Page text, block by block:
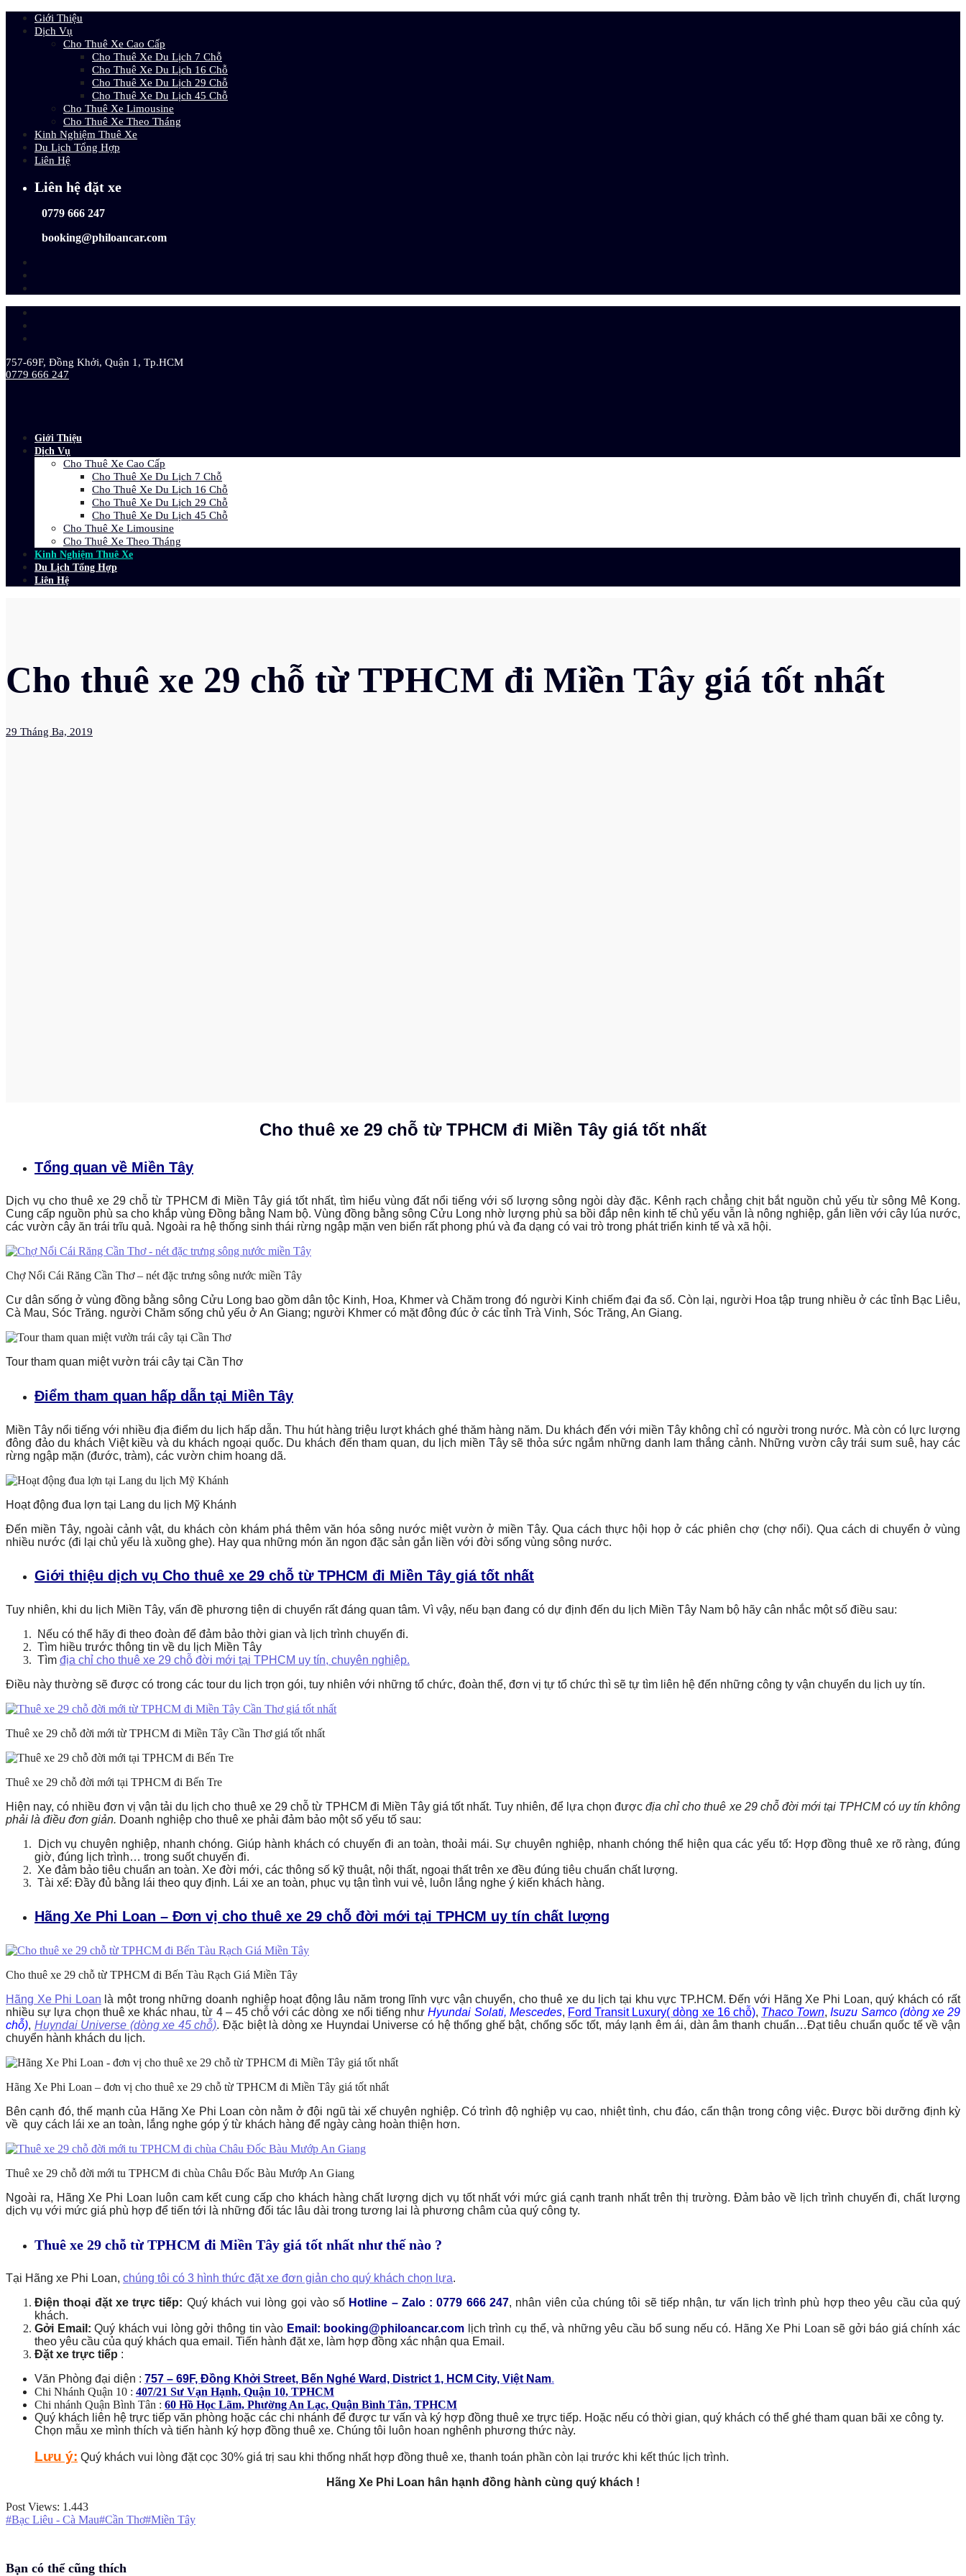
Giới Thiệu
Dịch Vụ
Cho Thuê Xe Cao Cấp
Cho Thuê Xe Du Lịch 7 Chỗ
Cho Thuê Xe Du Lịch 16 Chỗ
Cho Thuê Xe Du Lịch 29 Chỗ
Cho Thuê Xe Du Lịch 45 Chỗ
Cho Thuê Xe Limousine
Cho Thuê Xe Theo Tháng
Kinh Nghiệm Thuê Xe
Du Lịch Tổng Hợp
Liên Hệ
Liên hệ đặt xe
0779 666 247
booking@philoancar.com
757-69F, Đồng Khởi, Quận 1, Tp.HCM
0779 666 247
Giới Thiệu
Dịch Vụ
Cho Thuê Xe Cao Cấp
Cho Thuê Xe Du Lịch 7 Chỗ
Cho Thuê Xe Du Lịch 16 Chỗ
Cho Thuê Xe Du Lịch 29 Chỗ
Cho Thuê Xe Du Lịch 45 Chỗ
Cho Thuê Xe Limousine
Cho Thuê Xe Theo Tháng
Kinh Nghiệm Thuê Xe
Du Lịch Tổng Hợp
Liên Hệ
Cho thuê xe 29 chỗ từ TPHCM đi Miền Tây giá tốt nhất
29 Tháng Ba, 2019
Cho thuê xe 29 chỗ từ TPHCM đi Miền Tây giá tốt nhất
Tổng quan về Miền Tây
Dịch vụ cho thuê xe 29 chỗ từ TPHCM đi Miền Tây giá tốt nhất, tìm hiểu vùng đất nổi tiếng với số lượng sông ngòi dày đặc. Kênh rạch chẳng chịt bắt nguồn chủ yếu từ sông Mê Kong.
Cung cấp nguồn phù sa cho khắp vùng Đồng bằng Nam bộ. Vùng đồng bằng sông Cửu Long nhờ lượng phù sa bồi đắp nên kinh tế chủ yếu vẫn là nông nghiệp, gắn liền với cây lúa nước,
các vườn cây ăn trái trĩu quả. Ngoài ra hệ thống sinh thái rừng ngập mặn ven biển rất phong phú và đa dạng có vai trò trong phát triển kinh tế và xã hội.
Chợ Nổi Cái Răng Cần Thơ – nét đặc trưng sông nước miền Tây
Cư dân sống ở vùng đồng bằng sông Cửu Long bao gồm dân tộc Kinh, Hoa, Khmer và Chăm trong đó người Kinh chiếm đại đa số. Còn lại, người Hoa tập trung nhiều ở các tỉnh Bạc Liêu,
Cà Mau, Sóc Trăng. người Chăm sống chủ yếu ở An Giang; người Khmer có mặt đông đúc ở các tỉnh Trà Vinh, Sóc Trăng, An Giang.
Tour tham quan miệt vườn trái cây tại Cần Thơ
Điểm tham quan hấp dẫn tại Miền Tây
Miền Tây nổi tiếng với nhiều địa điểm du lịch hấp dẫn. Thu hút hàng triệu lượt khách ghé thăm hàng năm. Du khách đến với miền Tây không chỉ có người trong nước. Mà còn có lực lượng
đông đảo du khách Việt kiều và du khách ngoại quốc. Du khách đến tham quan, du lịch miền Tây sẽ thỏa sức ngắm những danh lam thắng cảnh. Những vườn cây trái sum suê, hay các
rừng ngập mặn (đước, tràm), các vườn chim hoang dã.
Hoạt động đua lợn tại Lang du lịch Mỹ Khánh
Đến miền Tây, ngoài cảnh vật, du khách còn khám phá thêm văn hóa sông nước miệt vườn ở miền Tây. Qua cách thực hội họp ở các phiên chợ (chợ nổi). Qua cách di chuyển ở vùng
nhiều nước (đi lại chủ yếu là xuồng ghe). Hay qua những món ăn ngon đặc sản gắn liền với đời sống vùng sông nước.
Giới thiệu dịch vụ Cho thuê xe 29 chỗ từ TPHCM đi Miền Tây giá tốt nhất
Tuy nhiên, khi du lịch Miền Tây, vấn đề phương tiện di chuyển rất đáng quan tâm. Vì vậy, nếu bạn đang có dự định đến du lịch Miền Tây Nam bộ hãy cân nhắc một số điều sau:
Nếu có thể hãy đi theo đoàn để đảm bảo thời gian và lịch trình chuyến đi.
Tìm hiều trước thông tin về du lịch Miền Tây
Tìm địa chỉ cho thuê xe 29 chỗ đời mới tại TPHCM uy tín, chuyên nghiệp.
Điều này thường sẽ được có trong các tour du lịch trọn gói, tuy nhiên với những tổ chức, đoàn thể, đơn vị tự tổ chức thì sẽ tự tìm liên hệ đến những công ty vận chuyển du lịch uy tín.
Thuê xe 29 chỗ đời mới từ TPHCM đi Miền Tây Cần Thơ giá tốt nhất
Thuê xe 29 chỗ đời mới tại TPHCM đi Bến Tre
Hiện nay, có nhiều đơn vị vận tải du lịch cho thuê xe 29 chỗ từ TPHCM đi Miền Tây giá tốt nhất. Tuy nhiên, để lựa chọn đượcđịa chỉ cho thuê xe 29 chỗ đời mới tại TPHCM có uy tín không
phải là điều đơn giản. Doanh nghiệp cho thuê xe phải đảm bảo một số yếu tố sau:
Dịch vụ chuyên nghiệp, nhanh chóng. Giúp hành khách có chuyến đi an toàn, thoải mái. Sự chuyên nghiệp, nhanh chóng thể hiện qua các yếu tố: Hợp đồng thuê xe rõ ràng, đúng
giờ, đúng lịch trình… trong suốt chuyến đi.
Xe đảm bảo tiêu chuẩn an toàn. Xe đời mới, các thông số kỹ thuật, nội thất, ngoại thất trên xe đều đúng tiêu chuẩn chất lượng.
Tài xế: Đầy đủ bằng lái theo quy định. Lái xe an toàn, phục vụ tận tình vui vẻ, luôn lắng nghe ý kiến khách hàng.
Hãng Xe Phi Loan – Đơn vị cho thuê xe 29 chỗ đời mới tại TPHCM uy tín chất lượng
Cho thuê xe 29 chỗ từ TPHCM đi Bến Tàu Rạch Giá Miền Tây
Hãng Xe Phi Loan là một trong những doanh nghiệp hoạt động lâu năm trong lĩnh vực vận chuyển, cho thuê xe du lịch tại khu vực TP.HCM. Đến với Hãng Xe Phi Loan, quý khách có rất
nhiều sự lựa chọn thuê xe khác nhau, từ 4 – 45 chỗ với các dòng xe nổi tiếng nhưHyundai Solati, Mescedes, Ford Transit Luxury( dòng xe 16 chỗ), Thaco Town,Isuzu Samco (dòng xe 29
chỗ), Huyndai Universe (dòng xe 45 chỗ). Đặc biệt là dòng xe Huyndai Universe có hệ thống ghế bật, chống sốc tốt, máy lạnh êm ái, dàn âm thanh chuẩn…Đạt tiêu chuẩn quốc tế về vận
chuyển hành khách du lịch.
Hãng Xe Phi Loan – đơn vị cho thuê xe 29 chỗ từ TPHCM đi Miền Tây giá tốt nhất
Bên cạnh đó, thế mạnh của Hãng Xe Phi Loan còn nằm ở đội ngũ tài xế chuyên nghiệp. Có trình độ nghiệp vụ cao, nhiệt tình, chu đáo, cẩn thận trong công việc. Được bồi dưỡng định kỳ
về quy cách lái xe an toàn, lắng nghe góp ý từ khách hàng để ngày càng hoàn thiện hơn.
Thuê xe 29 chỗ đời mới tu TPHCM đi chùa Châu Đốc Bàu Mướp An Giang
Ngoài ra, Hãng Xe Phi Loan luôn cam kết cung cấp cho khách hàng chất lượng dịch vụ tốt nhất với mức giá cạnh tranh nhất trên thị trường. Đảm bảo về lịch trình chuyến đi, chất lượng
dịch vụ với mức giá phù hợp để tiến tới là những đối tác lâu dài trong tương lai là phương châm của quý công ty.
Thuê xe 29 chỗ từ TPHCM đi Miền Tây giá tốt nhất như thế nào ?
Tại Hãng xe Phi Loan, chúng tôi có 3 hình thức đặt xe đơn giản cho quý khách chọn lựa.
Điện thoại đặt xe trực tiếp: Quý khách vui lòng gọi vào số Hotline – Zalo : 0779 666 247, nhân viên của chúng tôi sẽ tiếp nhận, tư vấn lịch trình phù hợp theo yêu cầu của quý
khách.
Gởi Email: Quý khách vui lòng gởi thông tin vào Email: booking@philoancar.com lịch trình cụ thể, và những yêu cầu bổ sung nếu có. Hãng Xe Phi Loan sẽ gởi báo giá chính xác
theo yêu cầu của quý khách qua email. Tiến hành đặt xe, làm hợp đồng xác nhận qua Email.
Đặt xe trực tiếp :
Văn Phòng đại diện : 757 – 69F, Đồng Khởi Street, Bến Nghé Ward, District 1, HCM City, Việt Nam.
Chi Nhánh Quận 10 : 407/21 Sư Vạn Hạnh, Quận 10, TPHCM
Chi nhánh Quận Bình Tân : 60 Hồ Học Lãm, Phường An Lạc, Quận Bình Tân, TPHCM
Quý khách liên hệ trực tiếp văn phòng hoặc các chi nhánh để được tư vấn và ký hợp đồng thuê xe trực tiếp. Hoặc nếu có thời gian, quý khách có thể ghé tham quan bãi xe công ty.
Chọn mẫu xe mình thích và tiến hành ký hợp đồng thuê xe. Chúng tôi luôn hoan nghênh phương thức này.
Lưu ý: Quý khách vui lòng đặt cọc 30% giá trị sau khi thống nhất hợp đồng thuê xe, thanh toán phần còn lại trước khi kết thúc lịch trình.
Hãng Xe Phi Loan hân hạnh đồng hành cùng quý khách !
Post Views: 1.443
#Bạc Liêu - Cà Mau#Cần Thơ#Miền Tây
Bạn có thể cũng thích